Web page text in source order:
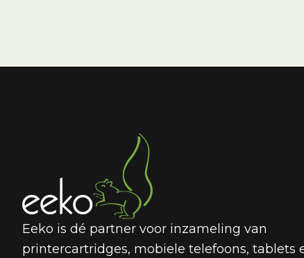
Eeko is dé partner voor inzameling van
printercartridges, mobiele telefoons, tablets